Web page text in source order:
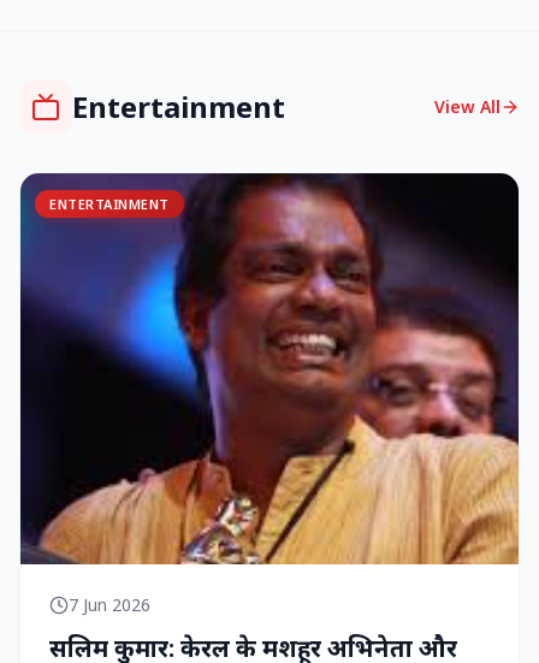
Entertainment View All
ENTERTAINMENT
7 Jun 2026
सलिम कुमार: केरल के मशहूर अभिनेता और